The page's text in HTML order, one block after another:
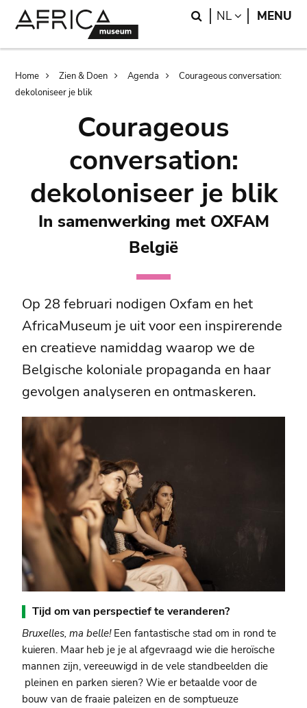
Search
NL LANGUAGE
MENU
Breadcrumb
Home Zien & Doen Agenda
Courageous conversation:
dekoloniseer je blik
Courageous
conversation:
dekoloniseer je blik
In samenwerking met OXFAM
België
Op 28 februari nodigen Oxfam en het
AfricaMuseum je uit voor een inspirerende
en creatieve namiddag waarop we de
Belgische koloniale propaganda en haar
gevolgen analyseren en ontmaskeren.
Tijd om van perspectief te veranderen?
Bruxelles, ma belle!Een fantastische stad om in rond te
kuieren. Maar heb je je al afgevraagd wie die heroïsche
mannen zijn, vereeuwigd in de vele standbeelden die
pleinen en parken sieren? Wie er betaalde voor de
bouw van de fraaie paleizen en de somptueuze